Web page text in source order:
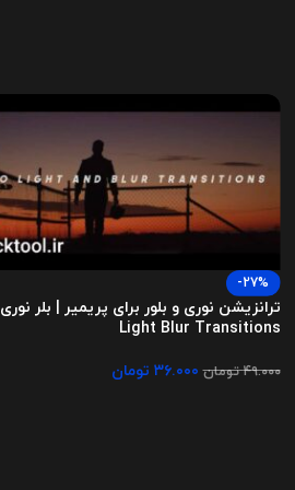
-27%
ترانزیشن نوری و بلور برای پریمیر | بلر نوری
Light Blur Transitions
۴۹.۰۰۰تومان ۳۶.۰۰۰ تومان